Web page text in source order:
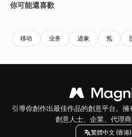
你可能還喜歡
移动 业务 迹象 氖
引導你創作出最佳作品的創意平台。
創意人士、企業、代理商
繁體中文 (香港)